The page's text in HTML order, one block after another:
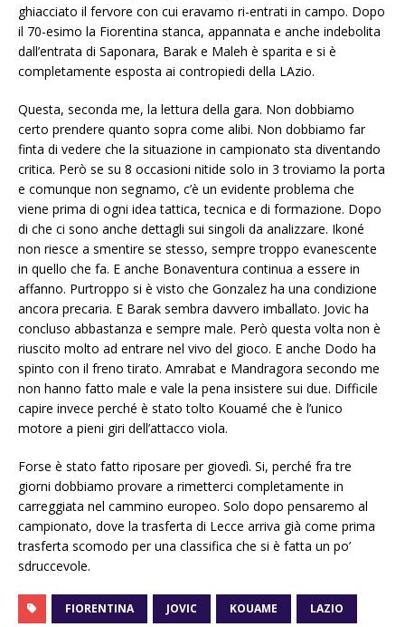
ghiacciato il fervore con cui eravamo ri-entrati in campo. Dopo
il 70-esimo la Fiorentina stanca, appannata e anche indebolita
dall’entrata di Saponara, Barak e Maleh è sparita e si è
completamente esposta ai contropiedi della LAzio.
Questa, seconda me, la lettura della gara. Non dobbiamo
certo prendere quanto sopra come alibi. Non dobbiamo far
finta di vedere che la situazione in campionato sta diventando
critica. Però se su 8 occasioni nitide solo in 3 troviamo la porta
e comunque non segnamo, c’è un evidente problema che
viene prima di ogni idea tattica, tecnica e di formazione. Dopo
di che ci sono anche dettagli sui singoli da analizzare. Ikoné
non riesce a smentire se stesso, sempre troppo evanescente
in quello che fa. E anche Bonaventura continua a essere in
affanno. Purtroppo si è visto che Gonzalez ha una condizione
ancora precaria. E Barak sembra davvero imballato. Jovic ha
concluso abbastanza e sempre male. Però questa volta non è
riuscito molto ad entrare nel vivo del gioco. E anche Dodo ha
spinto con il freno tirato. Amrabat e Mandragora secondo me
non hanno fatto male e vale la pena insistere sui due. Difficile
capire invece perché è stato tolto Kouamé che è l’unico
motore a pieni giri dell’attacco viola.
Forse è stato fatto riposare per giovedì. Si, perché fra tre
giorni dobbiamo provare a rimetterci completamente in
carreggiata nel cammino europeo. Solo dopo pensaremo al
campionato, dove la trasferta di Lecce arriva già come prima
trasferta scomodo per una classifica che si è fatta un po’
sdruccevole.
FIORENTINA JOVIC KOUAME LAZIO